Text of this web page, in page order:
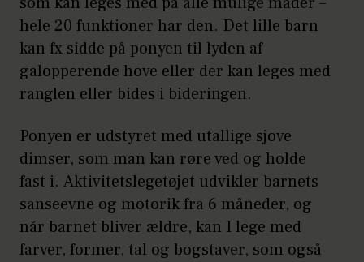
hele 20 funktioner har den. Det lille barn
kan fx sidde på ponyen til lyden af
galopperende hove eller der kan leges med
ranglen eller bides i bideringen.
Ponyen er udstyret med utallige sjove
dimser, som man kan røre ved og holde
fast i. Aktivitetslegetøjet udvikler barnets
sanseevne og motorik fra 6 måneder, og
når barnet bliver ældre, kan I lege med
farver, former, tal og bogstaver, som også